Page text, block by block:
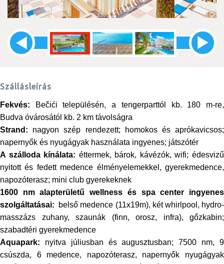
Szállásleírás
Fekvés: Bečići településén, a tengerparttól kb. 180 m-re,
Budva óvárosától kb. 2 km távolságra
Strand: nagyon szép rendezett; homokos és aprókavicsos;
napernyők és nyugágyak használata ingyenes; játszótér
A szálloda kínálata: éttermek, bárok, kávézók, wifi; édesvizű
nyitott és fedett medence élményelemekkel, gyerekmedence,
napozóterasz; mini club gyerekeknek
1600 nm alapterületű wellness és spa center ingyenes
szolgáltatásai: belső medence (11x19m), két whirlpool, hydro-
masszázs zuhany, szaunák (finn, orosz, infra), gőzkabin;
szabadtéri gyerekmedence
Aquapark: nyitva júliusban és augusztusban; 7500 nm, 9
csúszda, 6 medence, napozóterasz, napernyők nyugágyak